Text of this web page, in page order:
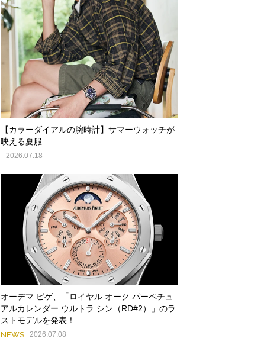
【カラーダイアルの腕時計】サマーウォッチが
映える夏服
2026.07.18
オーデマ ピゲ、「ロイヤル オーク パーペチュ
アルカレンダー ウルトラ シン（RD#2）」のラ
ストモデルを発表！
NEWS 2026.07.08